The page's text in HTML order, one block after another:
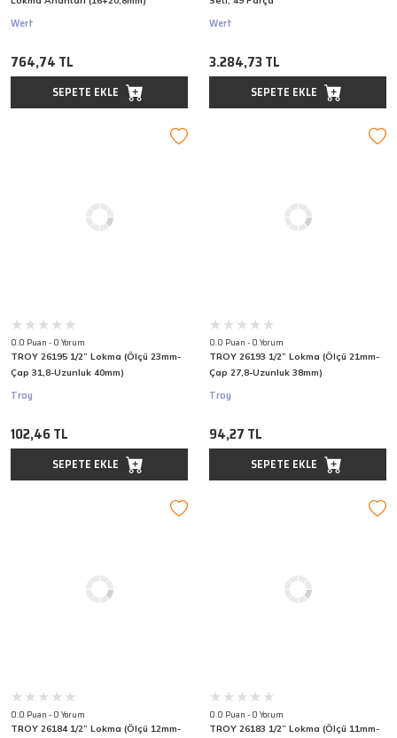
Wert
764,74 TL
SEPETE EKLE
Wert
3.284,73 TL
SEPETE EKLE
0.0 Puan - 0 Yorum
TROY 26195 1/2” Lokma (Ölçü 23mm-
Çap 31,8-Uzunluk 40mm)
Troy
102,46 TL
SEPETE EKLE
0.0 Puan - 0 Yorum
TROY 26193 1/2” Lokma (Ölçü 21mm-
Çap 27,8-Uzunluk 38mm)
Troy
94,27 TL
SEPETE EKLE
0.0 Puan - 0 Yorum
TROY 26184 1/2” Lokma (Ölçü 12mm-
0.0 Puan - 0 Yorum
TROY 26183 1/2” Lokma (Ölçü 11mm-